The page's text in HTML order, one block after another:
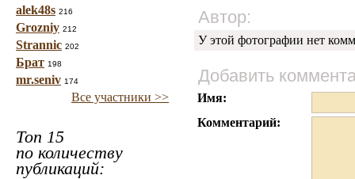
alek48s 216
Grozniy 212
Strannic 202
Брат 198
mr.seniv 174
Все участники >>
Топ 15
по количеству
публикаций:
Автор:
У этой фотографии нет
Добавить
Имя:
Комментарий: